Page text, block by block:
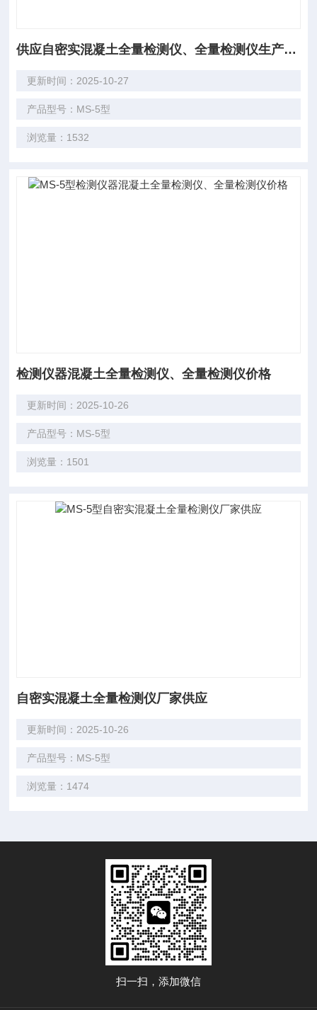
供应自密实混凝土全量检测仪、全量检测仪生产销售
更新时间：2025-10-27
产品型号：MS-5型
浏览量：1532
检测仪器混凝土全量检测仪、全量检测仪价格
更新时间：2025-10-26
产品型号：MS-5型
浏览量：1501
自密实混凝土全量检测仪厂家供应
更新时间：2025-10-26
产品型号：MS-5型
浏览量：1474
扫一扫，添加微信